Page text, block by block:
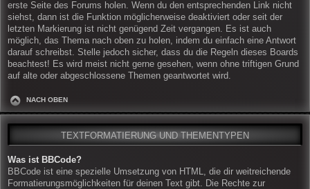
erste Seite des Forums holen. Wenn du den entsprechenden Link nicht
siehst, dann ist die Funktion möglicherweise deaktiviert oder seit der
letzten Markierung ist nicht genügend Zeit vergangen. Es ist auch
möglich, das Thema nach oben zu holen, indem du einfach eine Antwort
darauf schreibst. Stelle jedoch sicher, dass du die Regeln dieses Boards
beachtest! Es wird meist nicht gerne gesehen, wenn ohne triftigen Grund
auf alte oder abgeschlossene Themen geantwortet wird.
NACH OBEN
TEXTFORMATIERUNG UND THEMENTYPEN
Was ist BBCode?
BBCode ist eine spezielle Umsetzung von HTML, die dir weitreichende
Formatierungsmöglichkeiten für deinen Text gibt. Die Rechte zur